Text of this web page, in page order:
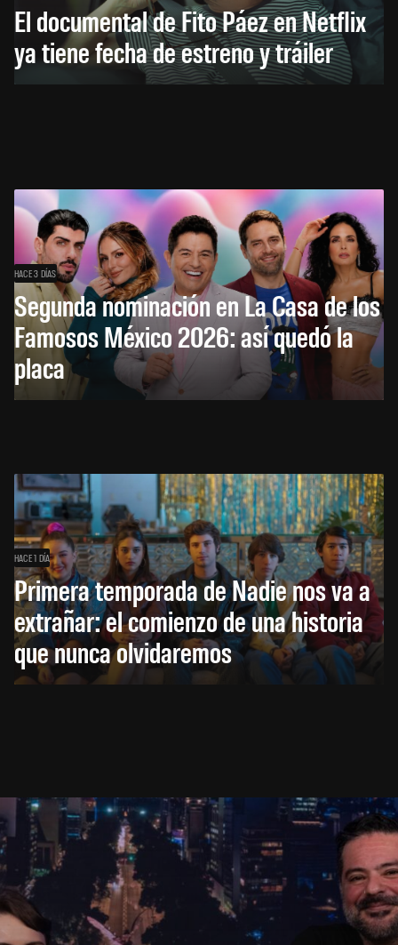
El documental de Fito Páez en Netflix
ya tiene fecha de estreno y tráiler
HACE 3 DÍAS
Segunda nominación en La Casa de los
Famosos México 2026: así quedó la
placa
HACE 1 DÍA
Primera temporada de Nadie nos va a
extrañar: el comienzo de una historia
que nunca olvidaremos